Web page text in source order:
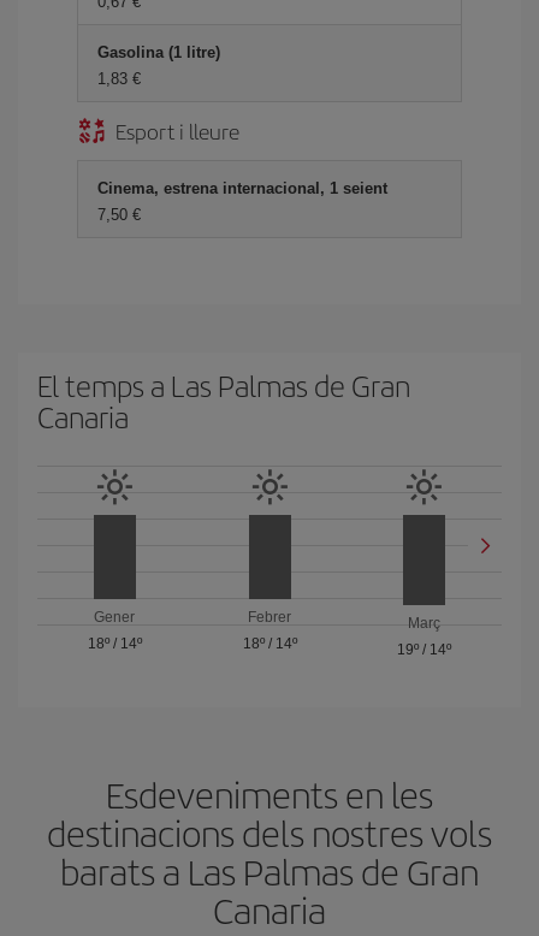
Gasolina (1 litre)
1,83
Esport i lleure
Cinema, estrena internacional, 1 seient
7,50
El temps a Las Palmas de Gran
Canaria
Gener
18º/ 14º
Febrer
18º/ 14º
Març
19º / 14º
Esdeveniments en les
destinacions dels nostres vols
barats a Las Palmas de Gran
Canaria